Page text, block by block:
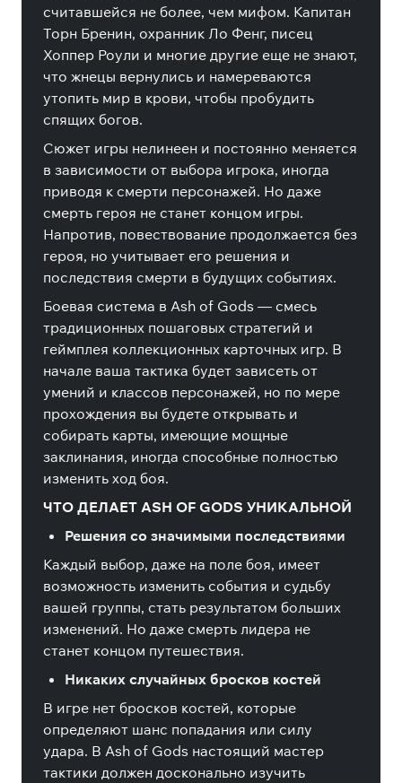
считавшейся не более, чем мифом. Капитан
Торн Бренин, охранник Ло Фенг, писец
Хоппер Роули и многие другие еще не знают,
что жнецы вернулись и намереваются
утопить мир в крови, чтобы пробудить
спящих богов.
Сюжет игры нелинеен и постоянно меняется
в зависимости от выбора игрока, иногда
приводя к смерти персонажей. Но даже
смерть героя не станет концом игры.
Напротив, повествование продолжается без
героя, но учитывает его решения и
последствия смерти в будущих событиях.
Боевая система в Ash of Gods — смесь
традиционных пошаговых стратегий и
геймплея коллекционных карточных игр. В
начале ваша тактика будет зависеть от
умений и классов персонажей, но по мере
прохождения вы будете открывать и
собирать карты, имеющие мощные
заклинания, иногда способные полностью
изменить ход боя.
ЧТО ДЕЛАЕТ ASH OF GODS УНИКАЛЬНОЙ
Решения со значимыми последствиями
Каждый выбор, даже на поле боя, имеет
возможность изменить события и судьбу
вашей группы, стать результатом больших
изменений. Но даже смерть лидера не
станет концом путешествия.
Никаких случайных бросков костей
В игре нет бросков костей, которые
определяют шанс попадания или силу
удара. В Ash of Gods настоящий мастер
тактики должен досконально изучить